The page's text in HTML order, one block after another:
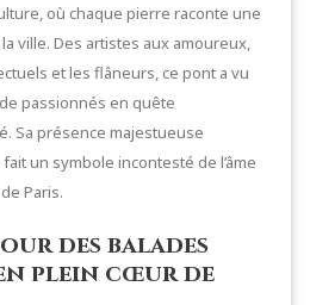
où chaque pierre raconte une
ville. Des artistes aux amoureux,
et les flâneurs, ce pont a vu
passionnés en quête
Sa présence majestueuse
un symbole incontesté de l’âme
Paris.
des balades
plein cœur de